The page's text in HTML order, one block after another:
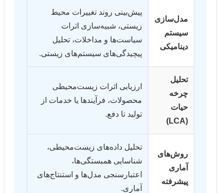
مدل‌سازی
سیستم
دینامیکی
پیش‌بینی روند تغییرات محیط
زیستی، شبیه‌سازی اثرات
سیاست‌ها و مداخلات، تحلیل
پیچیدگی‌های سیستم‌های زیستی.
تحلیل
چرخه
حیات
(LCA)
ارزیابی اثرات زیست‌محیطی
محصولات، فرآیندها یا خدمات از
تولید تا دفع.
روش‌های
آماری
پیشرفته
تحلیل داده‌های زیست‌محیطی،
شناسایی همبستگی‌ها،
اعتبارسنجی مدل‌ها و استنتاج‌های
آماری.